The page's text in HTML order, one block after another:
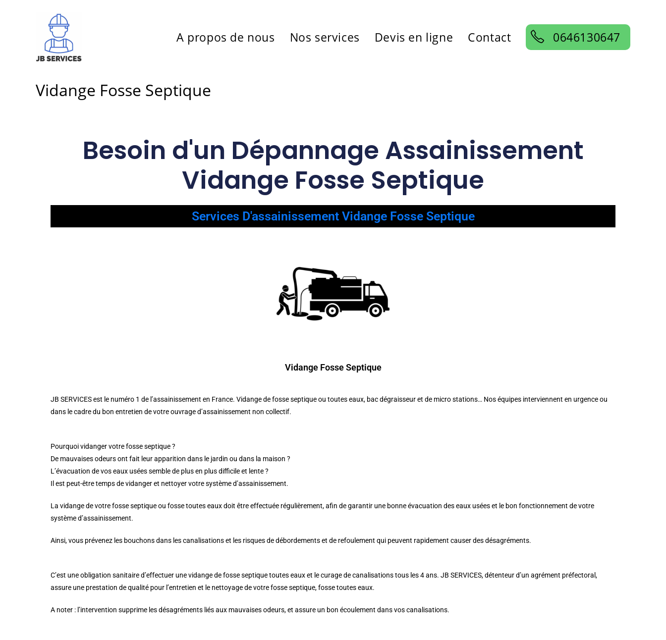
A propos de nous Nos services Devis en ligne Contact 0646130647
Vidange Fosse Septique
Besoin d'un Dépannage Assainissement
Vidange Fosse Septique
Services D'assainissement Vidange Fosse Septique
Vidange Fosse Septique
JB SERVICES est le numéro 1 de l’assainissement en France. Vidange de fosse septique ou toutes eaux, bac dégraisseur et de micro stations… Nos équipes interviennent en urgence ou
dans le cadre du bon entretien de votre ouvrage d’assainissement non collectif.
Pourquoi vidanger votre fosse septique ?
De mauvaises odeurs ont fait leur apparition dans le jardin ou dans la maison ?
L’évacuation de vos eaux usées semble de plus en plus difficile et lente ?
Il est peut-être temps de vidanger et nettoyer votre système d’assainissement.
La vidange de votre fosse septique ou fosse toutes eaux doit être effectuée régulièrement, afin de garantir une bonne évacuation des eaux usées et le bon fonctionnement de votre
système d’assainissement.
Ainsi, vous prévenez les bouchons dans les canalisations et les risques de débordements et de refoulement qui peuvent rapidement causer des désagréments.
C’est une obligation sanitaire d’effectuer une vidange de fosse septique toutes eaux et le curage de canalisations tous les 4 ans. JB SERVICES, détenteur d’un agrément préfectoral,
assure une prestation de qualité pour l’entretien et le nettoyage de votre fosse septique, fosse toutes eaux.
A noter : l’intervention supprime les désagréments liés aux mauvaises odeurs, et assure un bon écoulement dans vos canalisations.